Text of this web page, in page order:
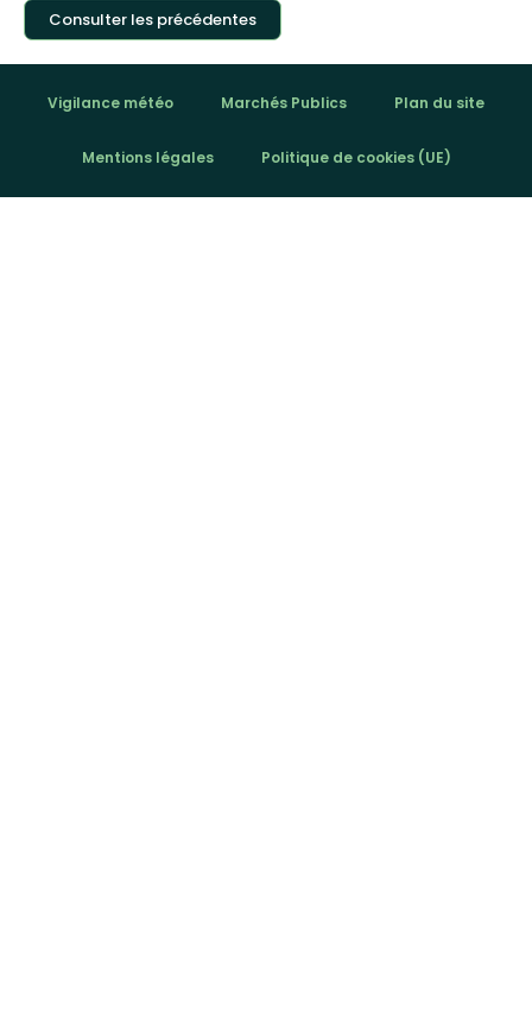
Consulter les précédentes
Vigilance météo Marchés Publics Plan du site
Mentions légales Politique de cookies (UE)